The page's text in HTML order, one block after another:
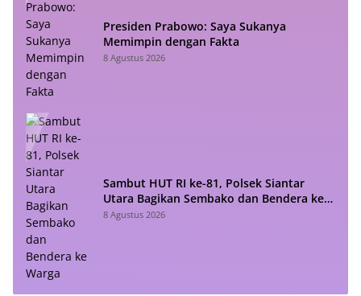
Presiden Prabowo: Saya Sukanya
Memimpin dengan Fakta
8 Agustus 2026
Sambut HUT RI ke-81, Polsek Siantar
Utara Bagikan Sembako dan Bendera ke
Warga
8 Agustus 2026